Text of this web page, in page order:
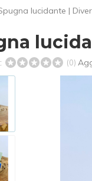
lucidante |
(0)